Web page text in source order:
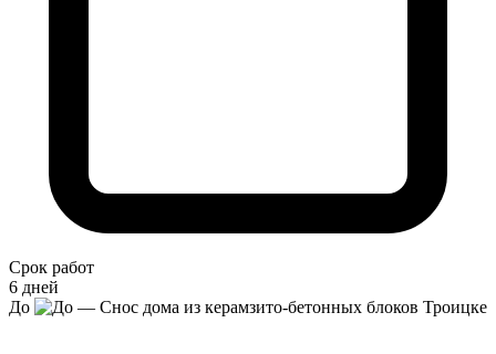
Срок работ
6 дней
До